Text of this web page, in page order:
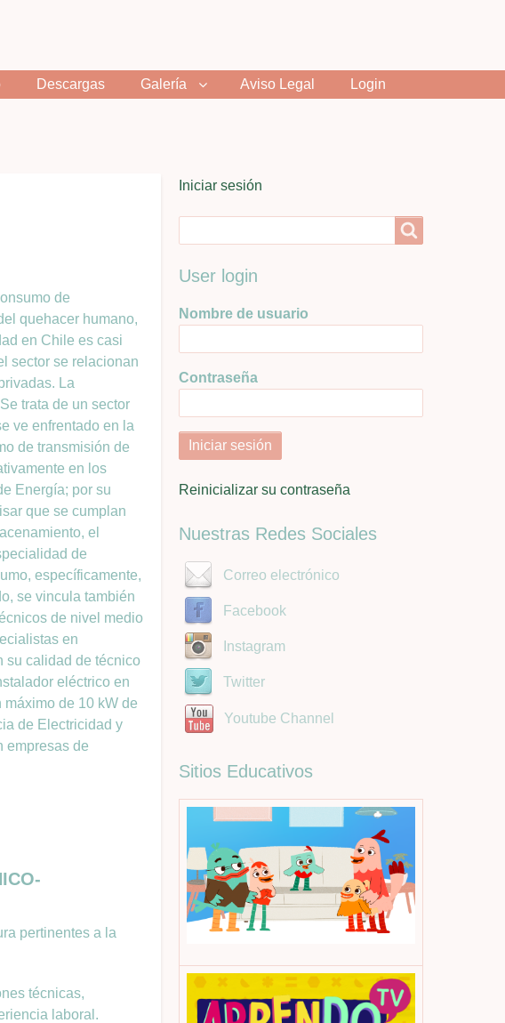
Descargas Galería Aviso Legal Login
de
quehacer humano,
en Chile es casi
sector se relacionan
La
trata de un sector
ve enfrentado en la
de transmisión de
en los
Energía; por su
que se cumplan
el
de
específicamente,
se vincula también
de nivel medio
en
su calidad de técnico
eléctrico en
de 10 kW de
de Electricidad y
empresas de
pertinentes a la
técnicas,
laboral.
User
menu
Iniciar sesión
User login
Nombre de usuario
Contraseña
Reinicializar su contraseña
Nuestras Redes Sociales
Correo electrónico
Facebook
Instagram
Twitter
Youtube Channel
Sitios Educativos